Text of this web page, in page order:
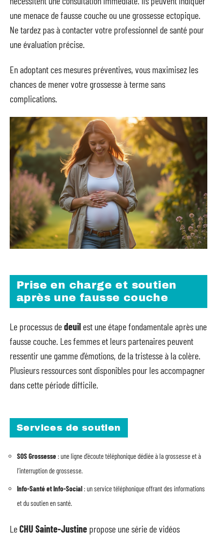
une menace de fausse couche ou une grossesse ectopique.
Ne tardez pas à contacter votre professionnel de santé pour
une évaluation précise.
En adoptant ces mesures préventives, vous maximisez les
chances de mener votre grossesse à terme sans
complications.
Prise en charge et soutien
après une fausse couche
Le processus dedeuil est une étape fondamentale après une
fausse couche. Les femmes et leurs partenaires peuvent
ressentir une gamme d’émotions, de la tristesse à la colère.
Plusieurs ressources sont disponibles pour les accompagner
dans cette période difficile.
Services de soutien
SOS Grossesse : une ligne d’écoute téléphonique dédiée à la grossesse et à
l’interruption de grossesse.
Info-Santé et Info-Social : un service téléphonique offrant des informations
et du soutien en santé.
LeCHU Sainte-Justine propose une série de vidéos